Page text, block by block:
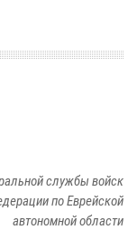
службы войск
по Еврейской
автономной области